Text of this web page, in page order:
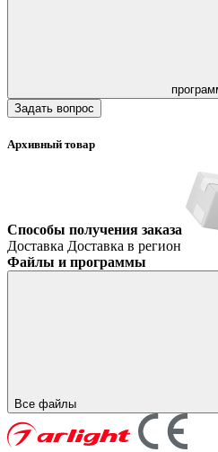
Задать вопрос
Архивный товар
Способы получения заказа
Доставка Доставка в регион
Файлы и программы
Все файлы